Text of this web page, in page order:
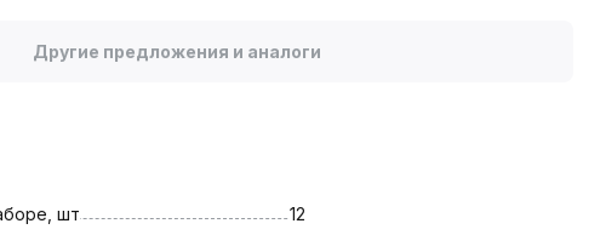
Другие предложения и аналоги
шт
12